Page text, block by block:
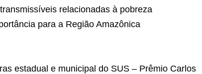
relacionadas à pobreza
para a Região Amazônica
estadual e municipal do SUS – Prêmio Carlos